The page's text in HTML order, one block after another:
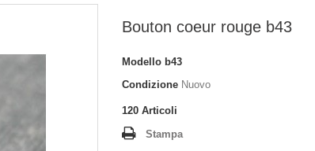
Bouton coeur rouge b43
Modello b43
Condizione Nuovo
120 Articoli
Stampa